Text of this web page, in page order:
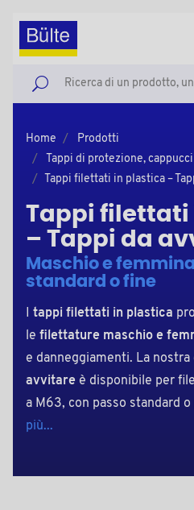
Home
Prodotti
Tappi di protezione,
Tappi filettati in plastica –
Tappi filettati
– Tappi da
Maschio e
standard o fine
tappi filettati in plastica
le filettature maschio e
e danneggiamenti. La nostra
avvitare è disponibile per
a M63, con passo standard o
più...